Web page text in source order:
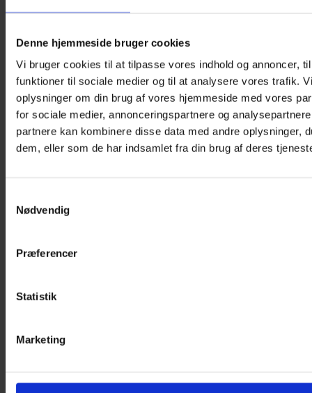
Denne hjemmeside bruger cookies
Vi bruger cookies til at tilpasse vores indhold og annoncer,
funktioner til sociale medier og til at analysere vores trafik.
oplysninger om din brug af vores hjemmeside med vores
for sociale medier, annonceringspartnere og
partnere kan kombinere disse data med andre oplysninger,
dem, eller som de har indsamlet fra din brug af deres
Nødvendig
Præferencer
Statistik
Marketing
godt skærmet – selv i skarpt sollys. Brillerne er desuden RX-
Varianter
Shiny White
Shiny Dark Blue
Shiny Black
Specifikationer:
Alder: 7–10 år
15 mm, stænger 112 mm
Velegnet til:
lang historie inden for sports- og outdoorbriller. Kendt for
komfort og funktionalitet. Uanset om det er på bjerget, i byen
eller på vandet, leverer Cébé briller, der er skabt til eventyr.